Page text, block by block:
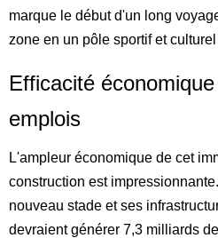
marque le début d'un long
zone en un pôle sportif et
Efficacité
emplois
L'ampleur économique de cet
construction est
nouveau stade et ses
devraient générer 7,3 milliards